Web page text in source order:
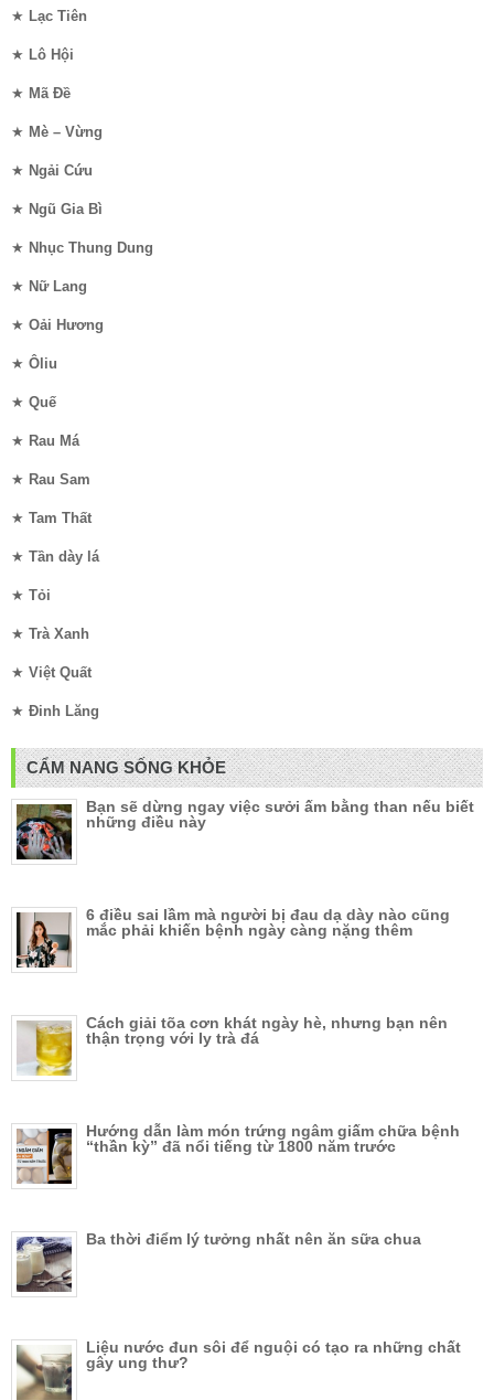
★ Lạc Tiên
★ Lô Hội
★ Mã Đề
★ Mè – Vừng
★ Ngải Cứu
★ Ngũ Gia Bì
★ Nhục Thung Dung
★ Nữ Lang
★ Oải Hương
★ Ôliu
★ Quế
★ Rau Má
★ Rau Sam
★ Tam Thất
★ Tần dày lá
★ Tỏi
★ Trà Xanh
★ Việt Quất
★ Đinh Lăng
CẨM NANG SỐNG KHỎE
Bạn sẽ dừng ngay việc sưởi ấm bằng than nếu biết
những điều này
6 điều sai lầm mà người bị đau dạ dày nào cũng
mắc phải khiến bệnh ngày càng nặng thêm
Cách giải tõa cơn khát ngày hè, nhưng bạn nên
thận trọng với ly trà đá
Hướng dẫn làm món trứng ngâm giấm chữa bệnh
“thần kỳ” đã nổi tiếng từ 1800 năm trước
Ba thời điểm lý tưởng nhất nên ăn sữa chua
Liệu nước đun sôi để nguội có tạo ra những chất
gây ung thư?